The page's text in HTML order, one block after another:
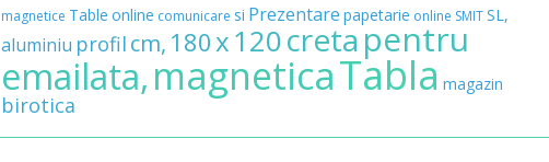
magnetice Table online comunicare si Prezentare papetarie online SMITSL,
aluminiu profil cm, 180 x120cretapentru
emailata,magneticaTabla magazin
birotica